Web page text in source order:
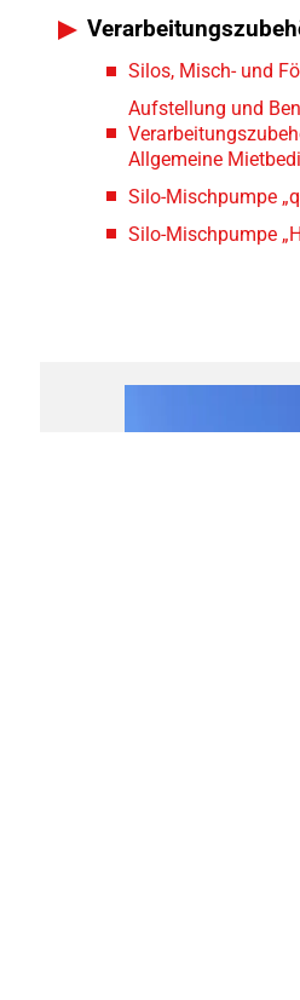
Silos, Misch- und
Aufstellung und
Allgemeine
Silo-Mischpumpe
Silo-Mischpumpe